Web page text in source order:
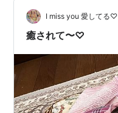
I miss you 愛してる♡
癒されて〜♡